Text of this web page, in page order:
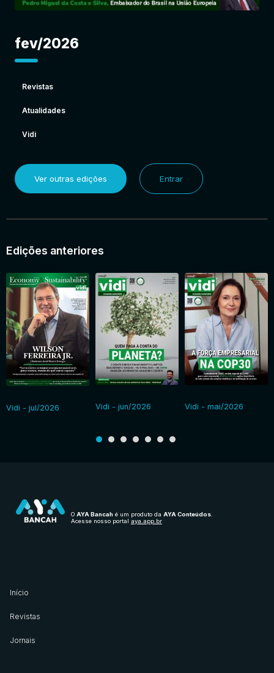
fev/2026
Revistas
Atualidades
Vidi
Ver outras edições Entrar
Edições anteriores
Vidi - jul/2026 Vidi - jun/2026 Vidi - mai/2026
O AYA Bancah é um produto da AYA Conteúdos
Acesse nosso portal aya.app.br
Início
Revistas
Jornais